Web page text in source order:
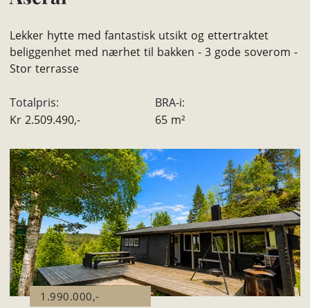
Lekker hytte med fantastisk utsikt og ettertraktet
beliggenhet med nærhet til bakken - 3 gode soverom -
Stor terrasse
Totalpris:
Kr 2.509.490,-
BRA-i:
65 m²
1.990.000,-